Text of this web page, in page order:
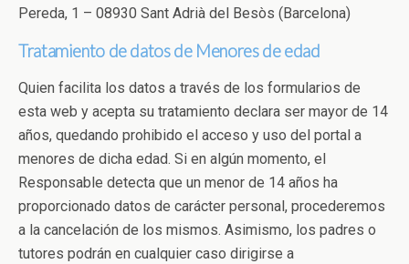
Pereda, 1 – 08930 Sant Adrià del Besòs (Barcelona)
Tratamiento de datos de Menores de edad
Quien facilita los datos a través de los formularios de
esta web y acepta su tratamiento declara ser mayor de 14
años, quedando prohibido el acceso y uso del portal a
menores de dicha edad. Si en algún momento, el
Responsable detecta que un menor de 14 años ha
proporcionado datos de carácter personal, procederemos
a la cancelación de los mismos. Asimismo, los padres o
tutores podrán en cualquier caso dirigirse a